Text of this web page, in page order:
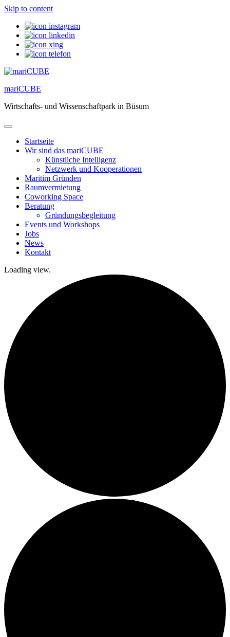
Skip to content
mariCUBE
Wirtschafts- und Wissenschaftpark in Büsum
Startseite
Wir sind das mariCUBE
Künstliche Intelligenz
Netzwerk und Kooperationen
Maritim Gründen
Raumvermietung
Coworking Space
Beratung
Gründungsbegleitung
Events und Workshops
Jobs
News
Kontakt
Loading view.